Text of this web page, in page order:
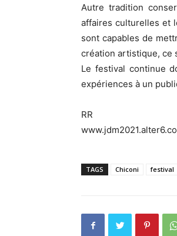
Autre tradition
affaires culturelles et
sont capables de
création artistique, ce
Le festival continue
expériences à un
RR
TAGS Chiconi festival